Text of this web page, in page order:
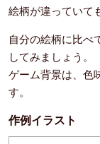
絵柄が違っていて
自分の絵柄に比べ
してみましょう。
ゲーム背景は、色
す。
作例イラスト